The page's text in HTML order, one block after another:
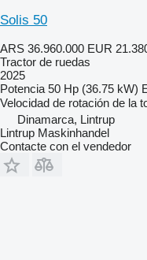
Solis 50
ARS 36.960.000 EUR
Tractor de ruedas
2025
Potencia 50 Hp (36.75 kW)
Velocidad de rotación de la
Dinamarca, Lintrup
Lintrup Maskinhandel
Contacte con el vendedor